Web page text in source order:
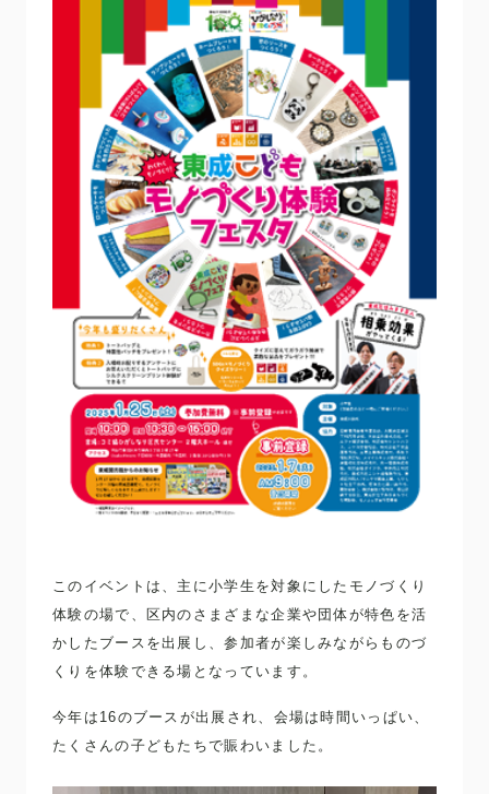
このイベントは、主に小学生を対象にしたモノづくり
体験の場で、区内のさまざまな企業や団体が特色を活
かしたブースを出展し、参加者が楽しみながらものづ
くりを体験できる場となっています。
今年は16のブースが出展され、会場は時間いっぱい、
たくさんの子どもたちで賑わいました。